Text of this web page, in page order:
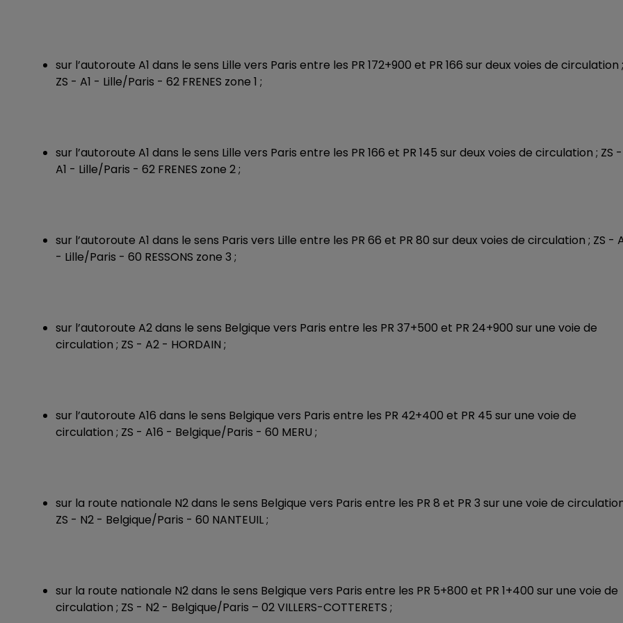
sur l’autoroute A1 dans le sens Lille vers Paris entre les PR 172+900 et PR 166 sur deux voies de circulation ;
ZS - A1 - Lille/Paris - 62 FRENES zone 1 ;
sur l’autoroute A1 dans le sens Lille vers Paris entre les PR 166 et PR 145 sur deux voies de circulation ; ZS -
A1 - Lille/Paris - 62 FRENES zone 2 ;
sur l’autoroute A1 dans le sens Paris vers Lille entre les PR 66 et PR 80 sur deux voies de circulation ; ZS -
- Lille/Paris - 60 RESSONS zone 3 ;
sur l’autoroute A2 dans le sens Belgique vers Paris entre les PR 37+500 et PR 24+900 sur une voie de
circulation ; ZS - A2 - HORDAIN ;
sur l’autoroute A16 dans le sens Belgique vers Paris entre les PR 42+400 et PR 45 sur une voie de
circulation ; ZS - A16 - Belgique/Paris - 60 MERU ;
sur la route nationale N2 dans le sens Belgique vers Paris entre les PR 8 et PR 3 sur une voie de
ZS - N2 - Belgique/Paris - 60 NANTEUIL ;
sur la route nationale N2 dans le sens Belgique vers Paris entre les PR 5+800 et PR 1+400 sur une voie de
circulation ; ZS - N2 - Belgique/Paris – 02 VILLERS-COTTERETS ;